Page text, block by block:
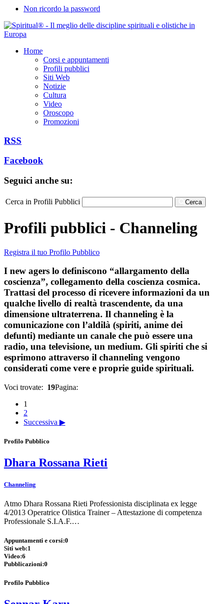
Non ricordo la password
Home
Corsi e appuntamenti
Profili pubblici
Siti Web
Notizie
Cultura
Video
Oroscopo
Promozioni
RSS
Facebook
Seguici anche su:
Cerca in Profili Pubblici Cerca
Profili pubblici - Channeling
Registra il tuo Profilo Pubblico
I new agers lo definiscono “allargamento della
coscienza”, collegamento della coscienza cosmica.
Trattasi del processo di ricevere informazioni da un
qualche livello di realtà trascendente, da una
dimensione ultraterrena. Il channeling è la
comunicazione con l’aldilà (spiriti, anime dei
defunti) mediante un canale che può essere una
radio, una televisione, un medium. Gli spiriti che si
esprimono attraverso il channeling vengono
considerati come vere e proprie guide spirituali.
Voci trovate: 19Pagina:
1
2
Successiva ▶
Profilo Pubblico
Dhara Rossana Rieti
Channeling
Atmo Dhara Rossana Rieti Professionista disciplinata ex legge
4/2013 Operatrice Olistica Trainer – Attestazione di competenza
Professionale S.I.A.F.…
Appuntamenti e corsi:0
Siti web:1
Video:6
Pubblicazioni:0
Profilo Pubblico